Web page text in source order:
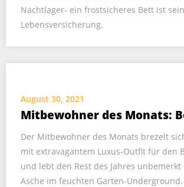
Nachtlager- ein frostsicheres Bett ist
Lebensversicherung.
August 30, 2021
Mitbewohner des Monats:
Der Mitbewohner des Monats brezelt
mit extravagantem Luxus-Outfit für den
und lebt den Rest des Jahres unbemerkt
Asche im feuchten Garten-